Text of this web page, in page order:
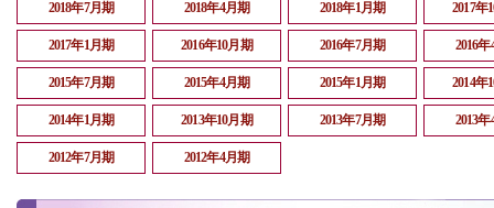
2018年7月期 2018年4月期 2018年1月期 2017年
2017年1月期 2016年10月期 2016年7月期 2016
2015年7月期 2015年4月期 2015年1月期 2014年
2014年1月期 2013年10月期 2013年7月期 2013
2012年7月期 2012年4月期